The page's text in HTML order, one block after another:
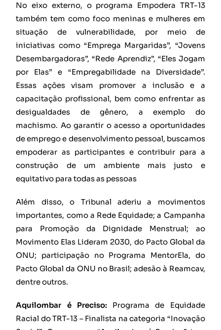
No eixo externo, o programa Empodera TRT-13
também tem como foco meninas e mulheres em
situação de vulnerabilidade, por meio de
iniciativas como “Emprega Margaridas”, “Jovens
Desembargadoras”, “Rede Aprendiz”, “Eles Jogam
por Elas” e “Empregabilidade na Diversidade”.
Essas ações visam promover a inclusão e a
capacitação profissional, bem como enfrentar as
desigualdades de gênero, a exemplo do
machismo. Ao garantir o acesso a oportunidades
de emprego e desenvolvimento pessoal, buscamos
empoderar as participantes e contribuir para a
construção de um ambiente mais justo e
equitativo para todas as pessoas
Além disso, o Tribunal aderiu a movimentos
importantes, como a Rede Equidade; a Campanha
para Promoção da Dignidade Menstrual; ao
Movimento Elas Lideram 2030, do Pacto Global da
ONU; participação no Programa MentorEla, do
Pacto Global da ONU no Brasil; adesão à Reamcav,
dentre outros.
Aquilombar é Preciso:Programa de Equidade
Racial do TRT-13 – Finalista na categoria “Inovação